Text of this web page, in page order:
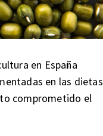
en España
en las dietas
comprometido el